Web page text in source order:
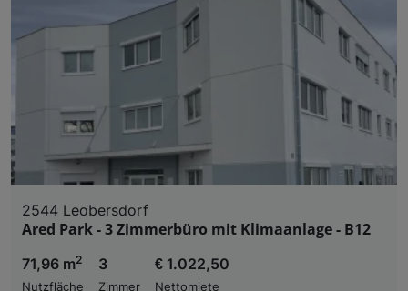
2544 Leobersdorf
Ared Park - 3 Zimmerbüro mit Klimaanlage - B12
71,96 m2
Nutzfläche
3
Zimmer
€ 1.022,50
Nettomiete